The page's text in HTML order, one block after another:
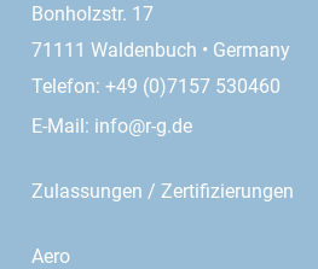
Bonholzstr. 17
71111 Waldenbuch • Germany
Telefon: +49 (0)7157 530460
E-Mail: info@r-g.de
Zulassungen / Zertifizierungen
Aero